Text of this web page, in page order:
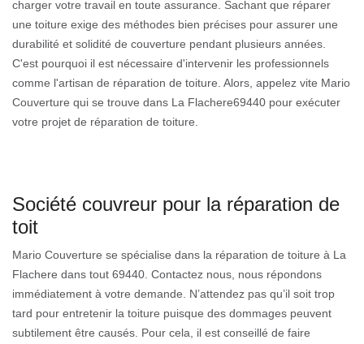
charger votre travail en toute assurance. Sachant que réparer
une toiture exige des méthodes bien précises pour assurer une
durabilité et solidité de couverture pendant plusieurs années.
C'est pourquoi il est nécessaire d'intervenir les professionnels
comme l'artisan de réparation de toiture. Alors, appelez vite Mario
Couverture qui se trouve dans La Flachere69440 pour exécuter
votre projet de réparation de toiture.
Société couvreur pour la réparation de
toit
Mario Couverture se spécialise dans la réparation de toiture à La
Flachere dans tout 69440. Contactez nous, nous répondons
immédiatement à votre demande. N’attendez pas qu’il soit trop
tard pour entretenir la toiture puisque des dommages peuvent
subtilement être causés. Pour cela, il est conseillé de faire